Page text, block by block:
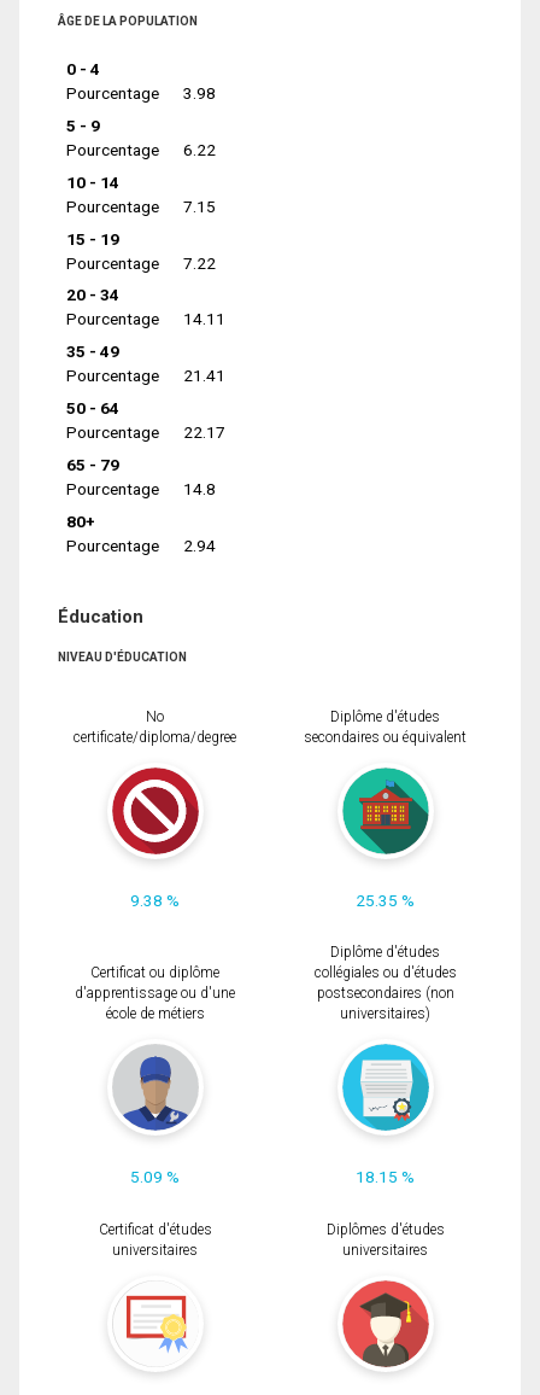
ÂGE DE LA POPULATION
0 - 4
Pourcentage
3.98
5 - 9
Pourcentage
6.22
10 - 14
Pourcentage
7.15
15 - 19
Pourcentage
7.22
20 - 34
Pourcentage
14.11
35 - 49
Pourcentage
21.41
50 - 64
Pourcentage
22.17
65 - 79
Pourcentage
14.8
80+
Pourcentage
2.94
Éducation
NIVEAU D'ÉDUCATION
No
certificate/diploma/degree
9.38 %
Diplôme d'études
secondaires ou équivalent
25.35 %
Certificat ou diplôme
d'apprentissage ou d'une
école de métiers
5.09 %
Diplôme d'études
collégiales ou d'études
postsecondaires (non
universitaires)
18.15 %
Certificat d'études
universitaires
Diplômes d'études
universitaires